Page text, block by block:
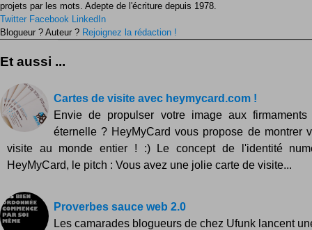
projets par les mots. Adepte de l'écriture depuis 1978.
Twitter Facebook LinkedIn
Blogueur ? Auteur ? Rejoignez la rédaction !
Et aussi ...
Cartes de visite avec heymycard.com !
Envie de propulser votre image aux
éternelle ? HeyMyCard vous propose de montrer
visite au monde entier ! :) Le concept de l'identité
HeyMyCard, le pitch : Vous avez une jolie carte de visite...
Proverbes sauce web 2.0
Les camarades blogueurs de chez Ufunk lancent